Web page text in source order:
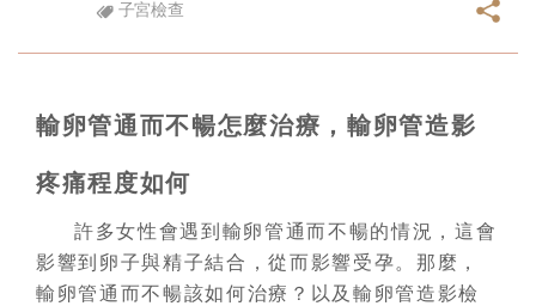
子宮檢查
輸卵管通而不暢怎麼治療，輸卵管造影
疼痛程度如何
許多女性會遇到輸卵管通而不暢的情況，這會
影響到卵子與精子結合，從而影響受孕。那麼，
輸卵管通而不暢該如何治療？以及輸卵管造影檢